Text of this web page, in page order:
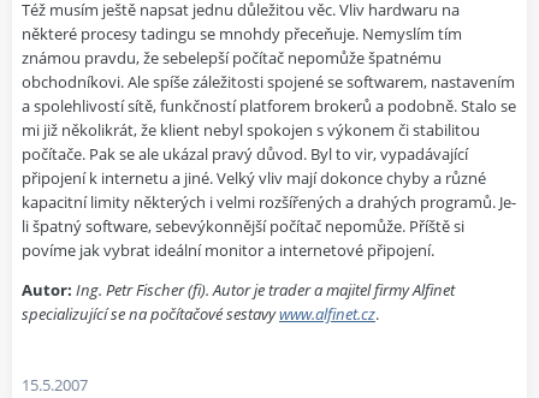
Též musím ještě napsat jednu důležitou věc. Vliv hardwaru na
některé procesy tadingu se mnohdy přeceňuje. Nemyslím tím
známou pravdu, že sebelepší počítač nepomůže špatnému
obchodníkovi. Ale spíše záležitosti spojené se softwarem, nastavením
a spolehlivostí sítě, funkčností platforem brokerů a podobně. Stalo se
mi již několikrát, že klient nebyl spokojen s výkonem či stabilitou
počítače. Pak se ale ukázal pravý důvod. Byl to vir, vypadávající
připojení k internetu a jiné. Velký vliv mají dokonce chyby a různé
kapacitní limity některých i velmi rozšířených a drahých programů. Je-
li špatný software, sebevýkonnější počítač nepomůže. Příště si
povíme jak vybrat ideální monitor a internetové připojení.
Autor: Ing. Petr Fischer (fi). Autor je trader a majitel firmy Alfinet
specializující se na počítačové sestavywww.alfinet.cz.
15.5.2007